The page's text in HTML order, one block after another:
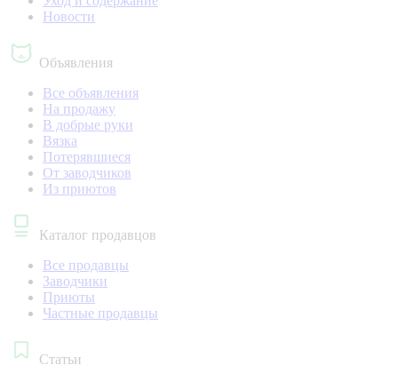
Новости
Объявления
Все объявления
На продажу
В добрые руки
Вязка
Потерявшиеся
От заводчиков
Из приютов
Каталог продавцов
Все продавцы
Заводчики
Приюты
Частные продавцы
Статьи